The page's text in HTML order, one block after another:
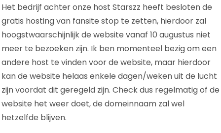
NIET
BEREIKBAAR
Het bedrijf achter onze host Starszz heeft besloten de
gratis hosting van fansite stop te zetten, hierdoor zal
hoogstwaarschijnlijk de website vanaf 10 augustus niet
meer te bezoeken zijn. Ik ben momenteel bezig om een
andere host te vinden voor de website, maar hierdoor
kan de website helaas enkele dagen/weken uit de lucht
zijn voordat dit geregeld zijn. Check dus regelmatig of de
website het weer doet, de domeinnaam zal wel
hetzelfde blijven.